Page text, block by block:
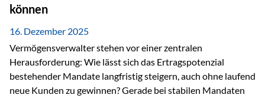
können
16. Dezember 2025
Vermögensverwalter stehen vor einer zentralen
Herausforderung: Wie lässt sich das Ertragspotenzial
bestehender Mandate langfristig steigern, auch ohne laufend
neue Kunden zu gewinnen? Gerade bei stabilen Mandaten